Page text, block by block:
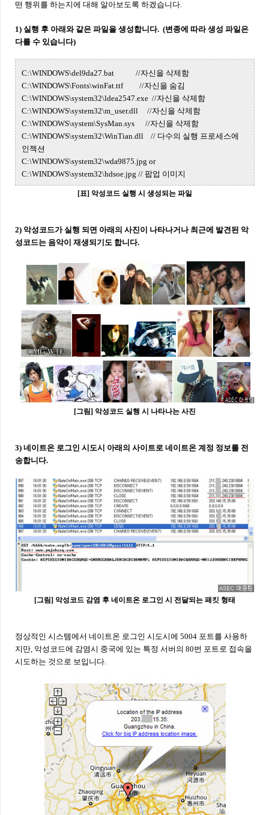
떤 행위를 하는지에 대해 알아보도록 하겠습니다.
1) 실행 후 아래와 같은 파일을 생성합니다. (변종에 따라 생성 파일은
다를 수 있습니다)
C:\WINDOWS\del9da27.bat //자신을 삭제함
C:\WINDOWS\Fonts\winFat.ttf //자신을 숨김
C:\WINDOWS\system32\ldea2547.exe //자신을 삭제함
C:\WINDOWS\system32\m_user.dll //자신을 삭제함
C:\WINDOWS\system\SysMan.sys //자신을 삭제함
C:\WINDOWS\system32\WinTian.dll // 다수의 실행 프로세스에
인젝션
C:\WINDOWS\system32\wda9875.jpg or
C:\WINDOWS\system32\hdsoe.jpg // 팝업 이미지
[표] 악성코드 실행 시 생성되는 파일
2) 악성코드가 실행 되면 아래의 사진이 나타나거나 최근에 발견된 악
성코드는 음악이 재생되기도 합니다.
[그림] 악성코드 실행 시 나타나는 사진
3) 네이트온 로그인 시도시 아래의 사이트로 네이트온 계정 정보를 전
송합니다.
[그림] 악성코드 감염 후 네이트온 로그인 시 전달되는 패킷 형태
정상적인 시스템에서 네이트온 로그인 시도시에 5004 포트를 사용하
지만, 악성코드에 감염시 중국에 있는 특정 서버의 80번 포트로 접속을
시도하는 것으로 보입니다.